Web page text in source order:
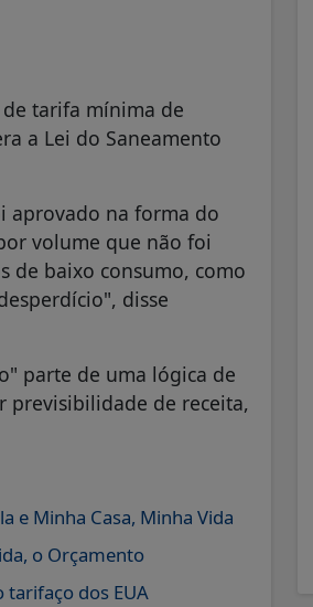
tarifa mínima de
a Lei do Saneamento
aprovado na forma do
volume que não foi
de baixo consumo, como
disse
parte de uma lógica de
previsibilidade de receita,
e Minha Casa, Minha Vida
o Orçamento
dos EUA